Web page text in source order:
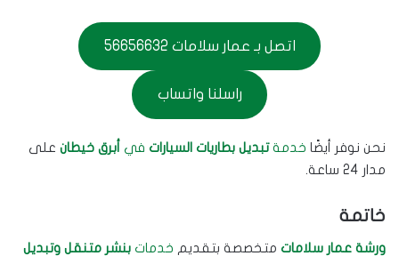
اتصل بـ عمار سلامات 56656632
راسلنا واتساب
نحن نوفر أيضًا خدمةتبديل بطاريات السيارات في أبرق خيطان على
مدار 24 ساعة.
خاتمة
ورشة عمار سلامات متخصصة بتقديم خدمات بنشر متنقل وتبديل